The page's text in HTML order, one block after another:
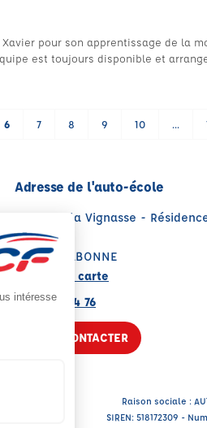
pour son apprentissage de la
est toujours disponible et
6 7 8 9 10 ...
Adresse de l'auto-école
Place de la Vignasse -
Bona
06560 VALBONNE
Voir sur la carte
04 93 12 94 76
NOUS CONTACTER
Raison sociale :
SIREN: 518172309 -